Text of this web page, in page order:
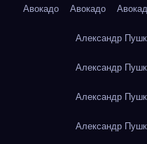
Авокадо Авокадо
Александр
Александр
Александр
Александр